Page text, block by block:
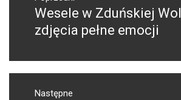
Poprzedni
wpis:
Wesele w Zduńskiej
zdjęcia pełne emocji
Następne